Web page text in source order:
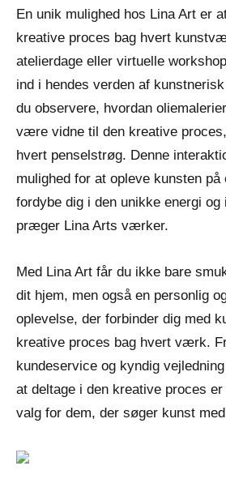
En unik mulighed hos Lina Art er
kreative proces bag hvert
atelierdage eller virtuelle
ind i hendes verden af
du observere, hvordan
være vidne til den kreative
hvert penselstrøg. Denne
mulighed for at opleve kunsten på
fordybe dig i den unikke energi og
præger Lina Arts værker.
Med Lina Art får du ikke bare
dit hjem, men også en personlig
oplevelse, der forbinder dig med
kreative proces bag hvert værk.
kundeservice og kyndig
at deltage i den kreative proces
valg for dem, der søger kunst